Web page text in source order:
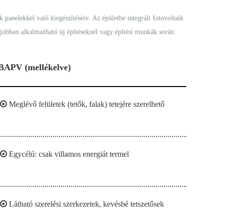
panelekkel való kiegészítésére. Az épületbe integrált fotovoltaik
alkalmazható új építéseknél vagy építési munkák során.
(mellékelve)
 Meglévő felületek (tetők, falak) tetejére szerelhető
 Egycélú: csak villamos energiát termel
 Látható szerelési szerkezetek, kevésbé tetszetősek